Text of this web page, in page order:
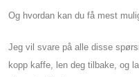
Og hvordan kan du få mest
Jeg vil svare på alle disse
kopp kaffe, len deg tilbake, og